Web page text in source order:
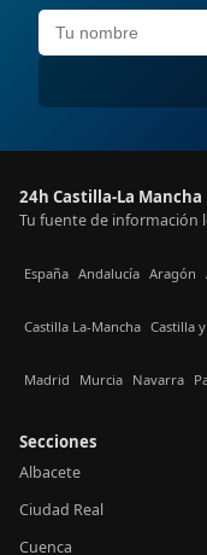
24h Castilla-La Mancha
Tu fuente de información
España Andalucía Aragón
Castilla La-Mancha Castilla
Madrid Murcia Navarra
Secciones
Albacete
Ciudad Real
Cuenca